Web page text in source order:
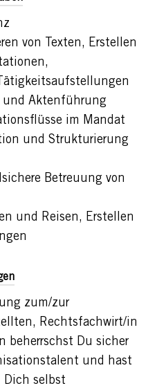
von Texten, Erstellen
und Aktenführung
im Mandat
und Strukturierung
Betreuung von
und Reisen, Erstellen
zum/zur
Rechtsfachwirt/in
beherrschst Du sicher
und hast
Dich selbst